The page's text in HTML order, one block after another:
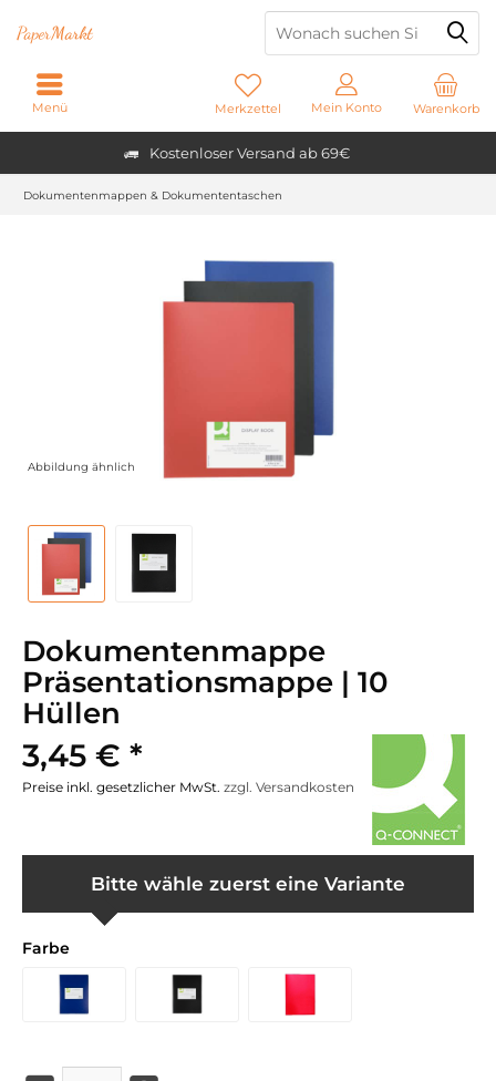
Kostenloser Versand ab 69€
PaperMarkt
Warenkorb
Merkzettel Mein Konto
Menü
Dokumentenmappen & Dokumententaschen
Abbildung ähnlich
Dokumentenmappe
Präsentationsmappe | 10
Hüllen
3,45 € *
Preise inkl. gesetzlicher MwSt. zzgl. Versandkosten
Bitte wähle zuerst eine Variante
Farbe